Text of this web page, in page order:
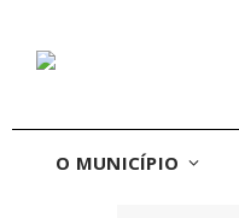
O MUNICÍPIO